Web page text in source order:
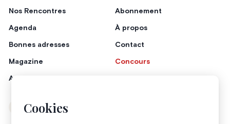
Cookies
Nos Rencontres
Agenda
Bonnes adresses
Magazine
Annonceurs
Abonnement
À propos
Contact
Concours
Instagram